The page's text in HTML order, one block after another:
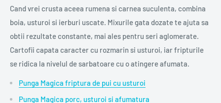
Cand vrei crusta aceea rumena si carnea suculenta, combina
boia, usturoi si ierburi uscate. Mixurile gata dozate te ajuta sa
obtii rezultate constante, mai ales pentru seri aglomerate.
Cartofii capata caracter cu rozmarin si usturoi, iar fripturile
se ridica la nivelul de sarbatoare cu o atingere afumata.
Punga Magica friptura de pui cu usturoi
Punga Magica porc, usturoi si afumatura